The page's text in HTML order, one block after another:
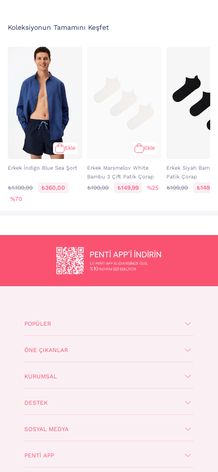
Koleksiyonun Tamamını Keşfet
Ekle
Erkek İndigo Blue Sea Şort
₺1.199,99
₺360,00
%70
Ekle
Erkek Marsmelov White
Bambu 3 Çift Patik Çorap
₺199,99 ₺149,99 %25
Erkek Siyah
Patik Çorap
₺199,99 ₺149,99
POPÜLER
ÖNE ÇIKANLAR
KURUMSAL
DESTEK
SOSYAL MEDYA
PENTI APP